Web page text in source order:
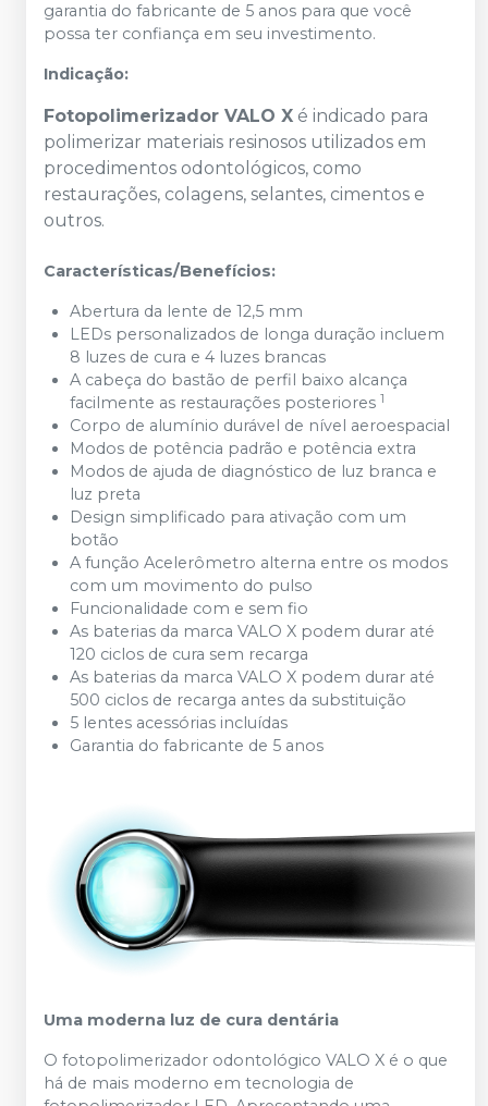
garantia do fabricante de 5 anos para que você
possa ter confiança em seu investimento.
Indicação:
Fotopolimerizador VALO X é indicado para
polimerizar materiais resinosos utilizados em
procedimentos odontológicos, como
restaurações, colagens, selantes, cimentos e
outros.
Características/Benefícios:
Abertura da lente de 12,5 mm
LEDs personalizados de longa duração incluem
8 luzes de cura e 4 luzes brancas
A cabeça do bastão de perfil baixo alcança
facilmente as restaurações posteriores 1
Corpo de alumínio durável de nível aeroespacial
Modos de potência padrão e potência extra
Modos de ajuda de diagnóstico de luz branca e
luz preta
Design simplificado para ativação com um
botão
A função Acelerômetro alterna entre os modos
com um movimento do pulso
Funcionalidade com e sem fio
As baterias da marca VALO X podem durar até
120 ciclos de cura sem recarga
As baterias da marca VALO X podem durar até
500 ciclos de recarga antes da substituição
5 lentes acessórias incluídas
Garantia do fabricante de 5 anos
Uma moderna luz de cura dentária
O fotopolimerizador odontológico VALO X é o que
há de mais moderno em tecnologia de